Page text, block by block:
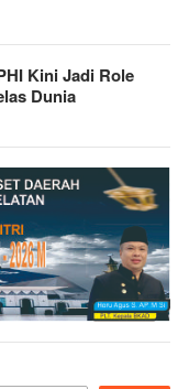
Kini Jadi Role
Dunia